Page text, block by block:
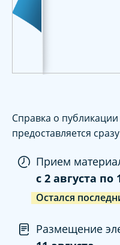
Справка о
предоставляется
Прием
c 2 августа по
Остался
Размещение